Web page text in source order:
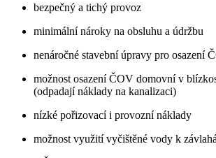
bezpečný a tichý provoz
minimální nároky na obsluhu a údržbu
nenáročné stavební úpravy pro osazení
možnost osazení ČOV domovní v
(odpadají náklady na kanalizaci)
nízké pořizovací i provozní náklady
možnost využití vyčištěné vody k